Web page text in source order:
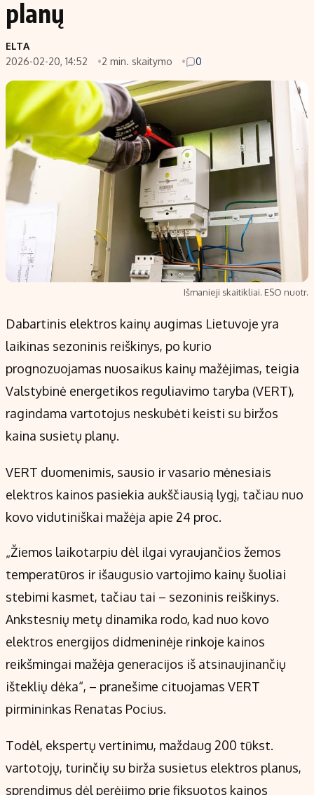
planų
ELTA
2026-02-20, 14:52
2 min. skaitymo 0
Išmanieji skaitikliai. ESO nuotr.
Dabartinis elektros kainų augimas Lietuvoje yra
laikinas sezoninis reiškinys, po kurio
prognozuojamas nuosaikus kainų mažėjimas, teigia
Valstybinė energetikos reguliavimo taryba (VERT),
ragindama vartotojus neskubėti keisti su biržos
kaina susietų planų.
VERT duomenimis, sausio ir vasario mėnesiais
elektros kainos pasiekia aukščiausią lygį, tačiau nuo
kovo vidutiniškai mažėja apie 24 proc.
„Žiemos laikotarpiu dėl ilgai vyraujančios žemos
temperatūros ir išaugusio vartojimo kainų šuoliai
stebimi kasmet, tačiau tai – sezoninis reiškinys.
Ankstesnių metų dinamika rodo, kad nuo kovo
elektros energijos didmeninėje rinkoje kainos
reikšmingai mažėja generacijos iš atsinaujinančių
išteklių dėka“, – pranešime cituojamas VERT
pirmininkas Renatas Pocius.
Todėl, ekspertų vertinimu, maždaug 200 tūkst.
vartotojų, turinčių su birža susietus elektros planus,
sprendimus dėl perėjimo prie fiksuotos kainos